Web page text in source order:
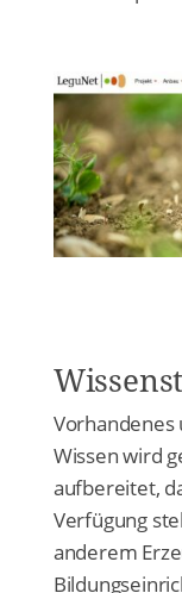
Wissen wird
aufbereitet,
Verfügung
anderem